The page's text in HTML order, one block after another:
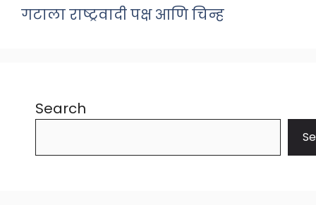
गटाला राष्ट्रवादी पक्ष आणि चिन्ह
Search